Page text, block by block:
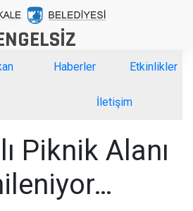
Haberler Etkinlikler
İletişim
Piknik Alanı